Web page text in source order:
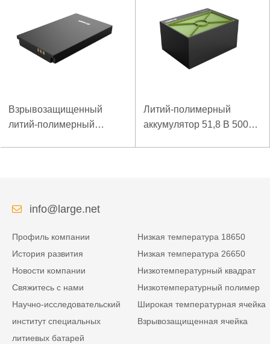
Взрывозащищенный
литий-полимерный
Литий-полимерный
аккумулятор 51,8 В 5000
info@large.net
Профиль компании
История развития
Новости компании
Свяжитесь с нами
Научно-исследовательский
институт специальных
литиевых батарей
Низкая температура 18650
Низкая температура 26650
Низкотемпературный квадрат
Низкотемпературный полимер
Широкая температурная ячейка
Взрывозащищенная ячейка